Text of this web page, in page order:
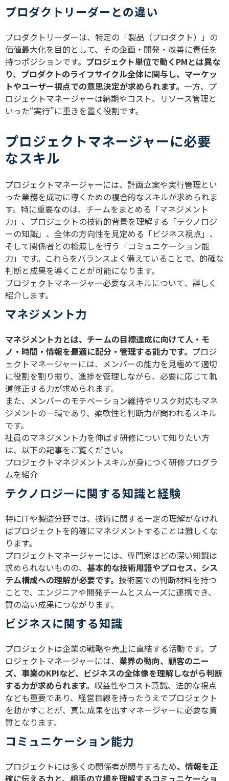
プロダクトリーダーとの違い
プロダクトリーダーは、特定の「製品（プロダクト）」の
価値最大化を目的として、その企画・開発・改善に責任を
持つポジションです。 プロジェクト単位で動くPMとは異な
り、プロダクトのライフサイクル全体に関与し、マーケッ
トやユーザー視点での意思決定が求められます。 一方、プ
ロジェクトマネージャーは納期やコスト、リソース管理と
いった“実行”に重きを置く役割です。
プロジェクトマネージャーに必要
なスキル
プロジェクトマネージャーには、計画立案や実行管理とい
った業務を成功に導くための複合的なスキルが求められま
す。特に重要なのは、チームをまとめる「マネジメント
力」、プロジェクトの技術的背景を理解する「テクノロジ
ーの知識」、全体の方向性を見定める「ビジネス視点」、
そして関係者との橋渡しを行う「コミュニケーション能
力」です。これらをバランスよく備えていることで、的確な
判断と成果を導くことが可能になります。
プロジェクトマネージャー必要なスキルについて、詳しく
紹介します。
マネジメント力
マネジメント力とは、チームの目標達成に向けて人・モ
ノ・時間・情報を最適に配分・管理する能力です。 プロジ
ェクトマネージャーには、メンバーの能力を見極めて適切
に役割を割り振り、進捗を管理しながら、必要に応じて軌
道修正する力が求められます。
また、メンバーのモチベーション維持やリスク対応もマネ
ジメントの一環であり、柔軟性と判断力が問われるスキル
です。
社員のマネジメント力を伸ばす研修について知りたい方
は、以下の記事をご覧ください。
プロジェクトマネジメントスキルが身につく研修プログラ
ムを紹介
テクノロジーに関する知識と経験
特にITや製造分野では、技術に関する一定の理解がなけれ
ばプロジェクトを的確にマネジメントすることは難しくな
ります。
プロジェクトマネージャーには、専門家ほどの深い知識は
求められないものの、 基本的な技術用語やプロセス、シス
テム構成への理解が必要です。 技術面での判断材料を持つ
ことで、エンジニアや開発チームとスムーズに連携でき、
質の高い成果につながります。
ビジネスに関する知識
プロジェクトは企業の戦略や売上に直結する活動です。プ
ロジェクトマネージャーには、 業界の動向、顧客のニー
ズ、事業のKPIなど、ビジネスの全体像を理解しながら判断
する力が求められます。 収益性やコスト意識、法的な視点
なども重要であり、経営目線を持ったうえでプロジェクト
を動かすことが、真に成果を出すマネージャーに必要な資
質となります。
コミュニケーション能力
プロジェクトには多くの関係者が関与するため、情報を正